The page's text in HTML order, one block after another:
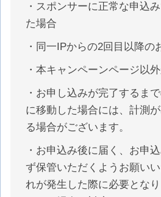
・スポンサーに正常な申込
た場合
・同一IPからの2回目以降の
・本キャンペーンページ以
・お申し込みが完了するま
に移動した場合には、計測
る場合がございます。
・お申込み後に届く、お申
ず保管いただくようお願い
れが発生した際に必要とな